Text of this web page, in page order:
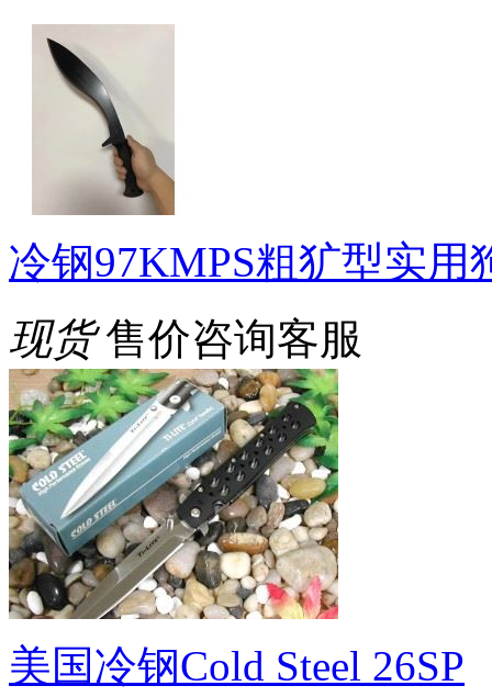
冷钢97KMPS粗犷型实用
现货 售价咨询客服
美国冷钢Cold Steel 26SP